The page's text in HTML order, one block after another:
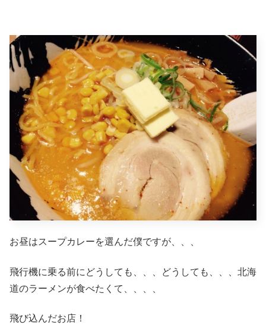
お昼はスープカレーを選んだ僕ですが、、、
飛行機に乗る前にどうしても、、、どうしても、、、北海
道のラーメンが食べたくて、、、、
飛び込んだお店！